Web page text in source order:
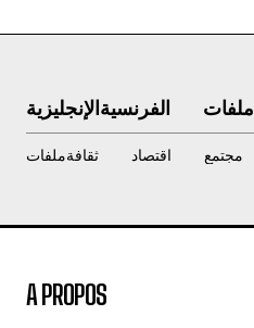
ملفات الفرنسيةالإنجليزية
مجتمع اقتصاد ثقافةملفات
A PROPOS